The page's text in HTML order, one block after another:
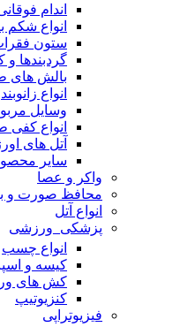
اندام
انواع شکم
ستون
گردبندها
بالش های
انواع زانوبند
وسایل
انواع کفی
آتل های
سایر
واکر و عصا
محافظ صورت و
انواع آتل
پزشکی_ورزشی
انواع چسب
کیسه و
کش های
کنزیوتیپ
فیزیوتراپی